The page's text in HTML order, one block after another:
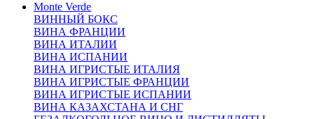
Monte Verde
ВИННЫЙ БОКС
ВИНА ФРАНЦИИ
ВИНА ИТАЛИИ
ВИНА ИСПАНИИ
ВИНА ИГРИСТЫЕ ИТАЛИЯ
ВИНА ИГРИСТЫЕ ФРАНЦИИ
ВИНА ИГРИСТЫЕ ИСПАНИИ
ВИНА КАЗАХСТАНА И СНГ